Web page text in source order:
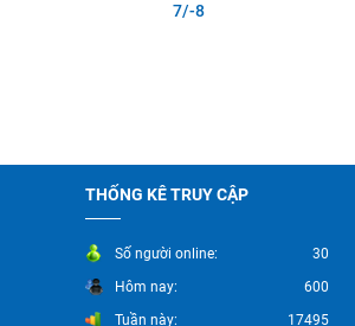
7/-8
THỐNG KÊ TRUY CẬP
Số người online:
30
Hôm nay:
600
Tuần này:
17495